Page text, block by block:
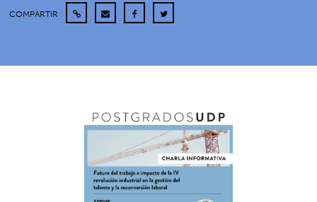
COMPARTIR